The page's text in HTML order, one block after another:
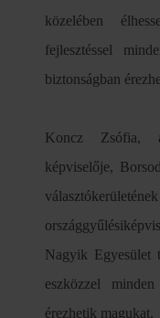
közelében
fejlesztéssel
biztonságban
Koncz Zsófia,
képviselője,
Nagyik Egyesület
eszközzel
érezhetik magukat.